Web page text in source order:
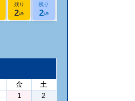
残り
2枠
残り
2枠
金
土
1
2